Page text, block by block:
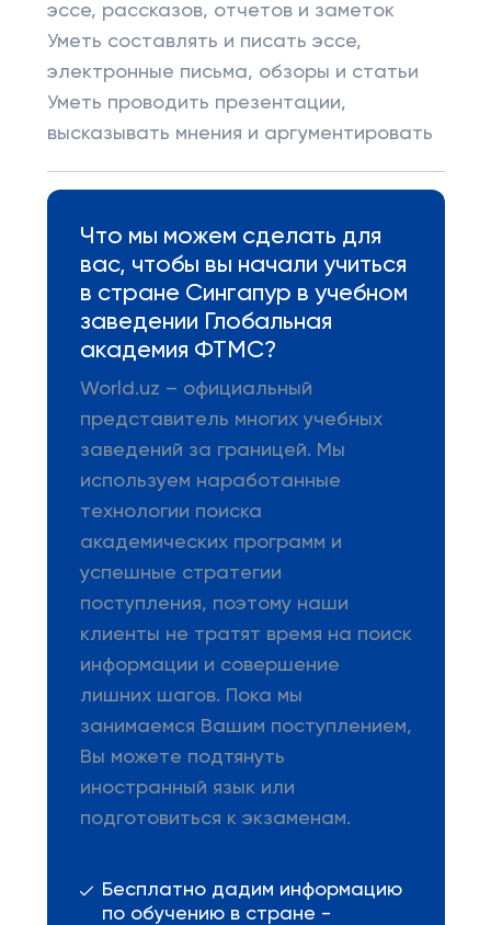
эссе, рассказов, отчетов и заметок
Уметь составлять и писать эссе,
электронные письма, обзоры и статьи
Уметь проводить презентации,
высказывать мнения и аргументировать
Что мы можем сделать для
вас, чтобы вы начали учиться
в стране Сингапур в учебном
заведении Глобальная
академия ФТМС?
World.uz – официальный
представитель многих учебных
заведений за границей. Мы
используем наработанные
технологии поиска
академических программ и
успешные стратегии
поступления, поэтому наши
клиенты не тратят время на поиск
информации и совершение
лишних шагов. Пока мы
занимаемся Вашим поступлением,
Вы можете подтянуть
иностранный язык или
подготовиться к экзаменам.
Бесплатно дадим информацию
по обучению в стране -